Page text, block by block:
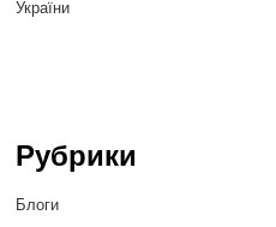
України
Рубрики
Блоги